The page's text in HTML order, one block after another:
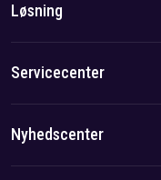
Hold-/lokal fordel
Løsning
Løsning
Servicecenter
Privatlivspolitik
Nyhedscenter
Virksomhedsnyheder